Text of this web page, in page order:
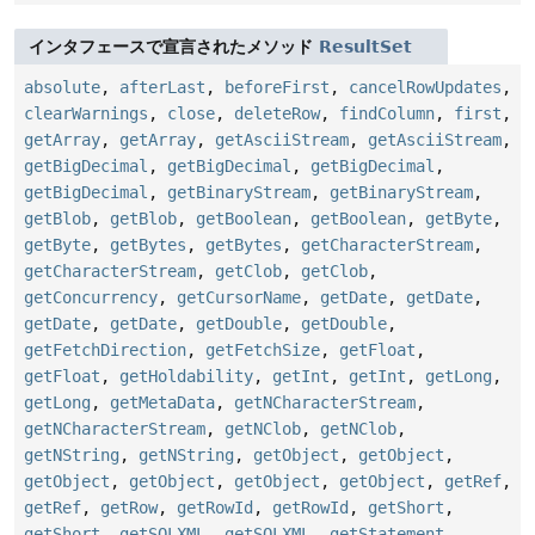
インタフェースで宣言されたメソッド ResultSet
absolute, afterLast , beforeFirst , cancelRowUpdates ,
clearWarnings , close, deleteRow, findColumn, first ,
getArray, getArray, getAsciiStream, getAsciiStream,
getBigDecimal , getBigDecimal , getBigDecimal ,
getBigDecimal , getBinaryStream, getBinaryStream,
getBlob, getBlob, getBoolean, getBoolean, getByte,
getByte, getBytes , getBytes , getCharacterStream,
getCharacterStream, getClob, getClob,
getConcurrency, getCursorName, getDate, getDate,
getDate, getDate, getDouble, getDouble,
getFetchDirection, getFetchSize, getFloat ,
getFloat , getHoldability, getInt , getInt , getLong ,
getLong , getMetaData, getNCharacterStream,
getNCharacterStream, getNClob, getNClob,
getNString , getNString , getObject , getObject ,
getObject , getObject , getObject , getObject , getRef,
getRef, getRow, getRowId , getRowId , getShort ,